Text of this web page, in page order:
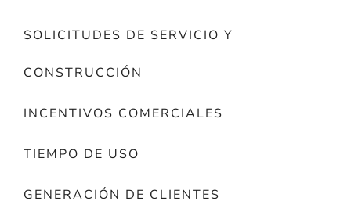
SOLICITUDES DE SERVICIO Y
CONSTRUCCIÓN
INCENTIVOS COMERCIALES
TIEMPO DE USO
GENERACIÓN DE CLIENTES